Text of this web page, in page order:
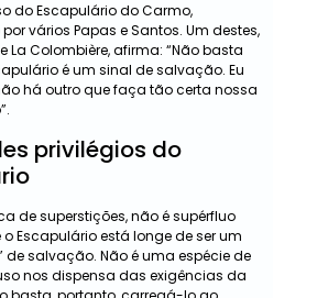
do Escapulário do Carmo,
vários Papas e Santos. Um destes,
La Colombière, afirma: “Não basta
é um sinal de salvação. Eu
há outro que faça tão certa nossa
privilégios do
de superstições, não é supérfluo
Escapulário está longe de ser um
de salvação. Não é uma espécie de
nos dispensa das exigências da